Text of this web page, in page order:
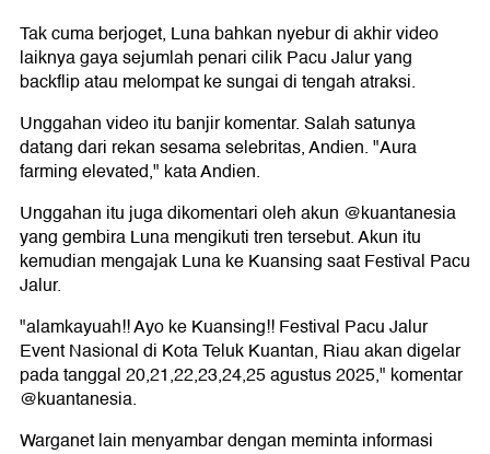
Tak cuma berjoget, Luna bahkan nyebur di akhir video
laiknya gaya sejumlah penari cilik Pacu Jalur yang
backflip atau melompat ke sungai di tengah atraksi.
Unggahan video itu banjir komentar. Salah satunya
datang dari rekan sesama selebritas, Andien. "Aura
farming elevated," kata Andien.
Unggahan itu juga dikomentari oleh akun @kuantanesia
yang gembira Luna mengikuti tren tersebut. Akun itu
kemudian mengajak Luna ke Kuansing saat Festival Pacu
Jalur.
"alamkayuah!! Ayo ke Kuansing!! Festival Pacu Jalur
Event Nasional di Kota Teluk Kuantan, Riau akan digelar
pada tanggal 20,21,22,23,24,25 agustus 2025," komentar
@kuantanesia.
Warganet lain menyambar dengan meminta informasi